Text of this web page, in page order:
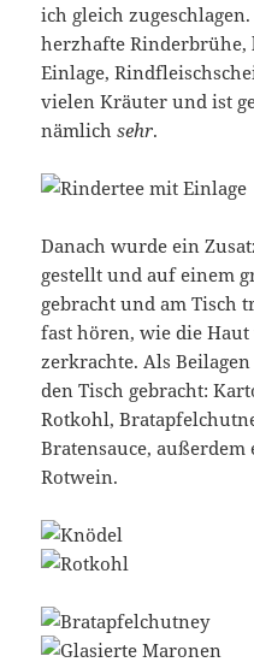
ich gleich
herzhafte
Einlage,
vielen Kräuter und ist
nämlichsehr.
Danach wurde ein
gestellt und auf einem
gebracht und am Tisch
fast hören, wie die
zerkrachte. Als
den Tisch gebracht:
Rotkohl,
Bratensauce, außerdem
Rotwein.